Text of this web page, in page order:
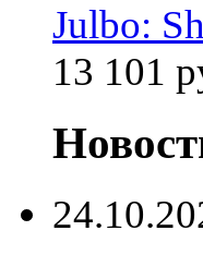
Julbo:
13 101